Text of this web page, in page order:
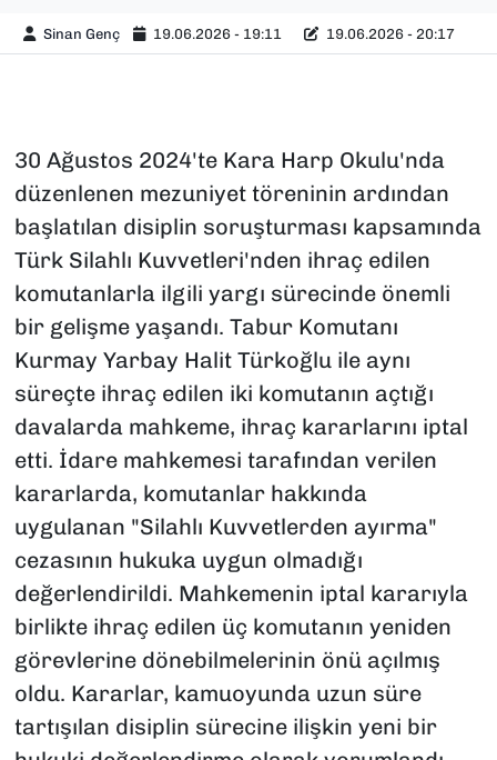
Sinan Genç 19.06.2026 - 19:11 19.06.2026 - 20:17
30 Ağustos 2024'te Kara Harp Okulu'nda
düzenlenen mezuniyet töreninin ardından
başlatılan disiplin soruşturması kapsamında
Türk Silahlı Kuvvetleri'nden ihraç edilen
komutanlarla ilgili yargı sürecinde önemli
bir gelişme yaşandı. Tabur Komutanı
Kurmay Yarbay Halit Türkoğlu ile aynı
süreçte ihraç edilen iki komutanın açtığı
davalarda mahkeme, ihraç kararlarını iptal
etti. İdare mahkemesi tarafından verilen
kararlarda, komutanlar hakkında
uygulanan "Silahlı Kuvvetlerden ayırma"
cezasının hukuka uygun olmadığı
değerlendirildi. Mahkemenin iptal kararıyla
birlikte ihraç edilen üç komutanın yeniden
görevlerine dönebilmelerinin önü açılmış
oldu. Kararlar, kamuoyunda uzun süre
tartışılan disiplin sürecine ilişkin yeni bir